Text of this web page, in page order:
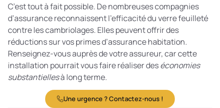
C’est tout à fait possible. De nombreuses compagnies
d’assurance reconnaissent l’efficacité du verre feuilleté
contre les cambriolages. Elles peuvent offrir des
réductions sur vos primes d’assurance habitation.
Renseignez-vous auprès de votre assureur, car cette
installation pourrait vous faire réaliser deséconomies
substantiellesà long terme.
Une urgence ? Contactez-nous !